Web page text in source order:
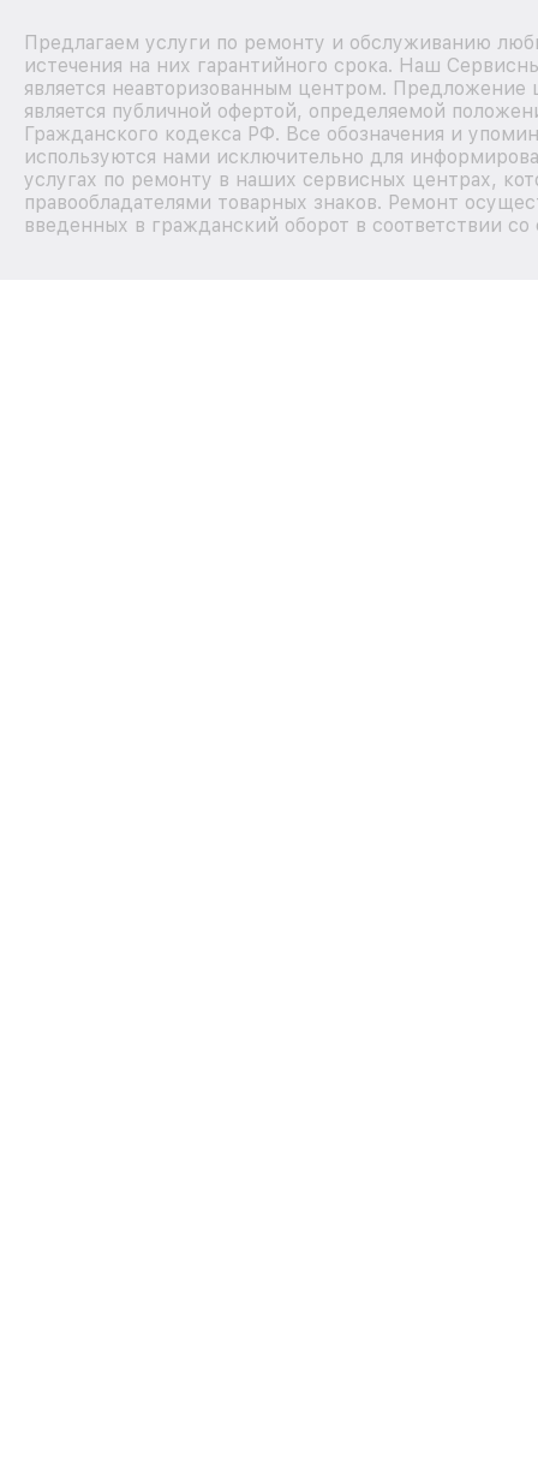
Предлагаем услуги по ремонту и обслуживанию
истечения на них гарантийного срока. Наш
является неавторизованным центром. Предложение
является публичной офертой, определяемой
Гражданского кодекса РФ. Все обозначения и
используются нами исключительно для
услугах по ремонту в наших сервисных центрах,
правообладателями товарных знаков. Ремонт
введенных в гражданский оборот в соответствии